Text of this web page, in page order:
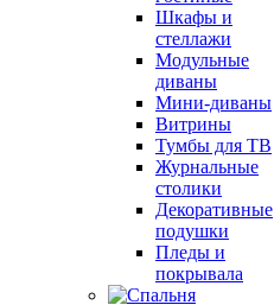
Шкафы и
стеллажи
Модульные
диваны
Мини-диваны
Витрины
Тумбы для ТВ
Журнальные
столики
Декоративные
подушки
Пледы и
покрывала